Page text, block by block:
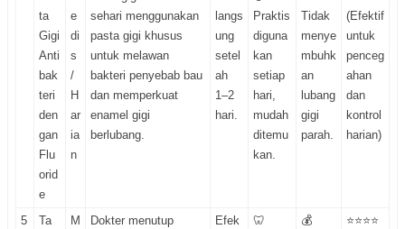
ta
Gigi
Anti
bak
teri
den
gan
Flu
orid
e
e
di
s
/
H
ar
ia
n
sehari menggunakan
pasta gigi khusus
untuk melawan
bakteri penyebab bau
dan memperkuat
enamel gigi
berlubang.
langs
ung
setel
ah
1–2
hari.
Praktis
diguna
kan
setiap
hari,
mudah
ditemu
kan.
Tidak
menye
mbuhk
an
lubang
gigi
parah.
(Efektif
untuk
penceg
ahan
dan
kontrol
harian)
5
Ta
M
Dokter menutup
Efek
🦷
💰
⭐⭐⭐⭐